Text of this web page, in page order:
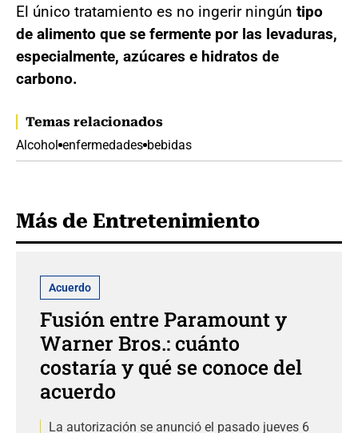
El único tratamiento es no ingerir ningún tipo
de alimento que se fermente por las levaduras,
especialmente, azúcares e hidratos de
carbono.
Temas relacionados
Alcohol enfermedades bebidas
Más de Entretenimiento
Acuerdo
Fusión entre Paramount y
Warner Bros.: cuánto
costaría y qué se conoce del
acuerdo
La autorización se anunció el pasado jueves 6